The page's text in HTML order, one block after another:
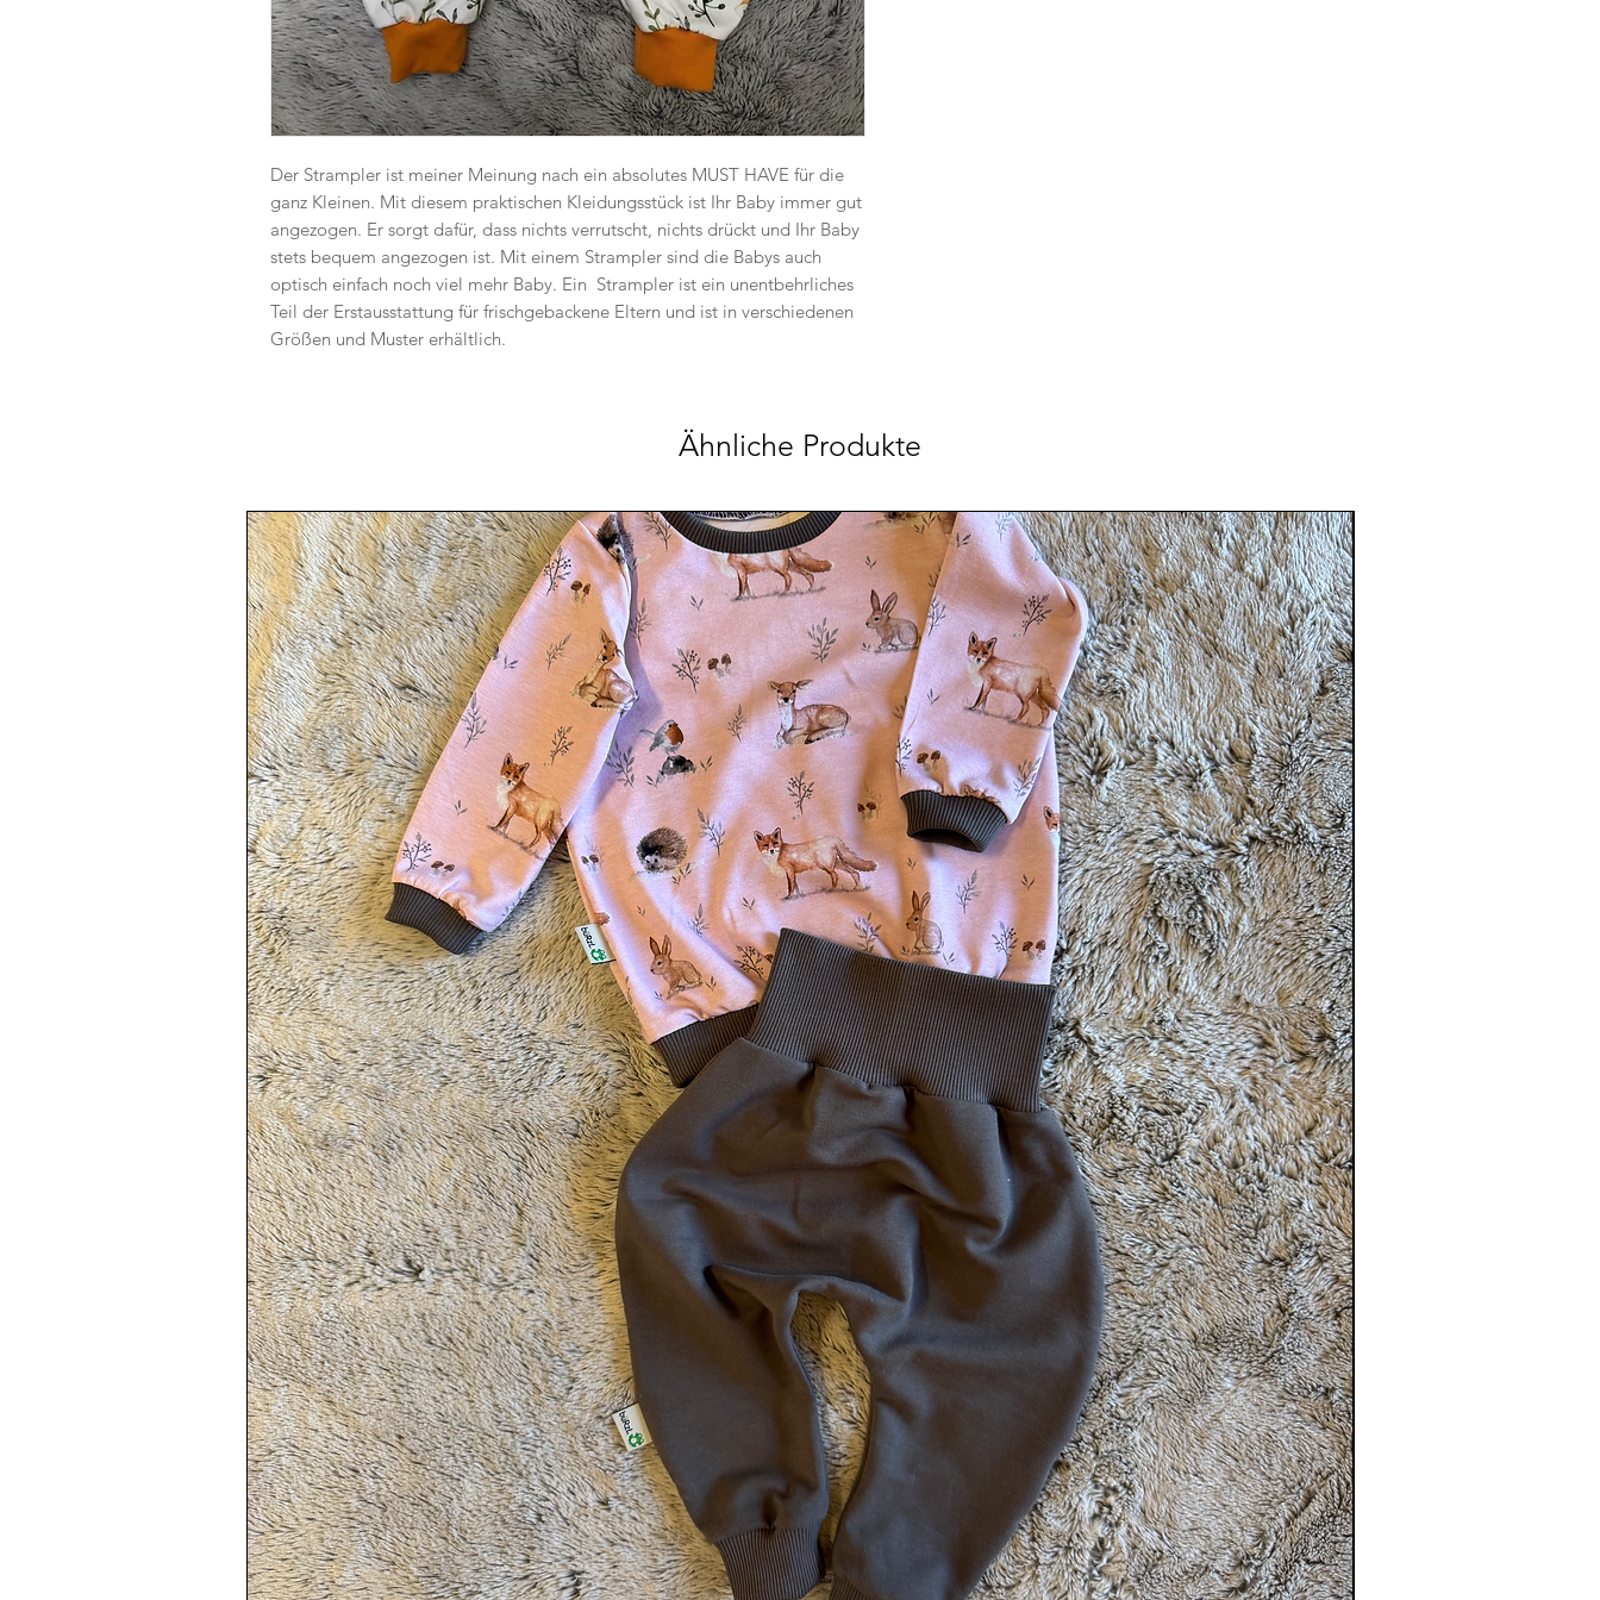
Der Strampler ist meiner Meinung nach ein absolutes MUST HAVE für die
ganz Kleinen. Mit diesem praktischen Kleidungsstück ist Ihr Baby immer gut
angezogen. Er sorgt dafür, dass nichts verrutscht, nichts drückt und Ihr Baby
stets bequem angezogen ist. Mit einem Strampler sind die Babys auch
optisch einfach noch viel mehr Baby. Ein Strampler ist ein unentbehrliches
Teil der Erstausstattung für frischgebackene Eltern und ist in verschiedenen
Größen und Muster erhältlich.
Ähnliche Produkte